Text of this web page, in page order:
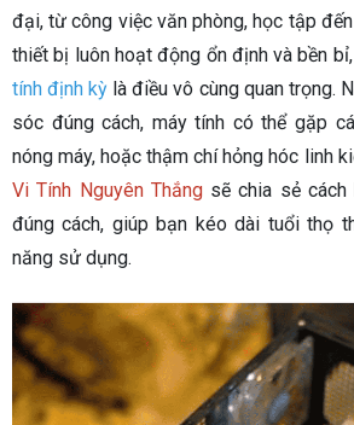
đại, từ công việc văn phòng, học tập
thiết bị luôn hoạt động ổn định và bền
tính định kỳ là điều vô cùng quan trọng.
sóc đúng cách, máy tính có thể gặp
nóng máy, hoặc thậm chí hỏng hóc linh
Vi Tính Nguyên Thắngsẽ chia sẻ cách
đúng cách, giúp bạn kéo dài tuổi thọ
năng sử dụng.